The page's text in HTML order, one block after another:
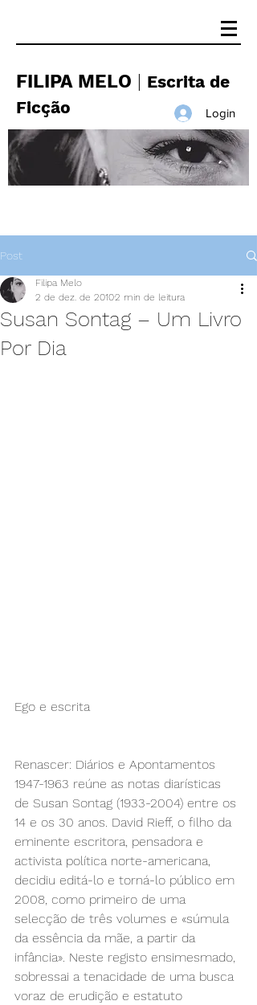
FILIPA MELO
Escrita de
Ficção
Login
Post
Susan Sontag – Um Livro
Por Dia
Filipa Melo
2 de dez. de 20102 min de leitura
Ego e escrita
Renascer: Diários e Apontamentos
1947-1963 reúne as notas diarísticas
de Susan Sontag (1933-2004) entre os
14 e os 30 anos. David Rieff, o filho da
eminente escritora, pensadora e
activista política norte-americana,
decidiu editá-lo e torná-lo público em
2008, como primeiro de uma
selecção de três volumes e «súmula
da essência da mãe, a partir da
infância». Neste registo ensimesmado,
sobressai a tenacidade de uma busca
voraz de erudição e estatuto